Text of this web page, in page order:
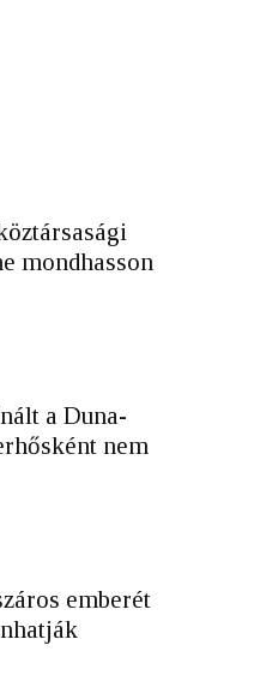
mondhasson
a Duna-
nem
emberét